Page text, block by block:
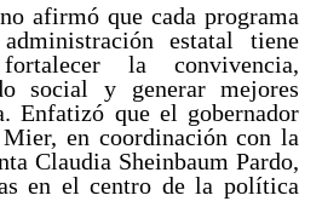
afirmó que cada programa
estatal tiene
la convivencia,
social y generar mejores
Enfatizó que el gobernador
en coordinación con la
Claudia Sheinbaum Pardo,
en el centro de la política